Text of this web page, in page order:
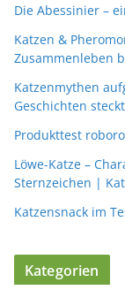
Die Abessinier –
Katzen &
Zusammenleben
Katzenmythen
Geschichten steckt
Produkttest
Löwe-Katze –
Sternzeichen |
Katzensnack im
Kategorien